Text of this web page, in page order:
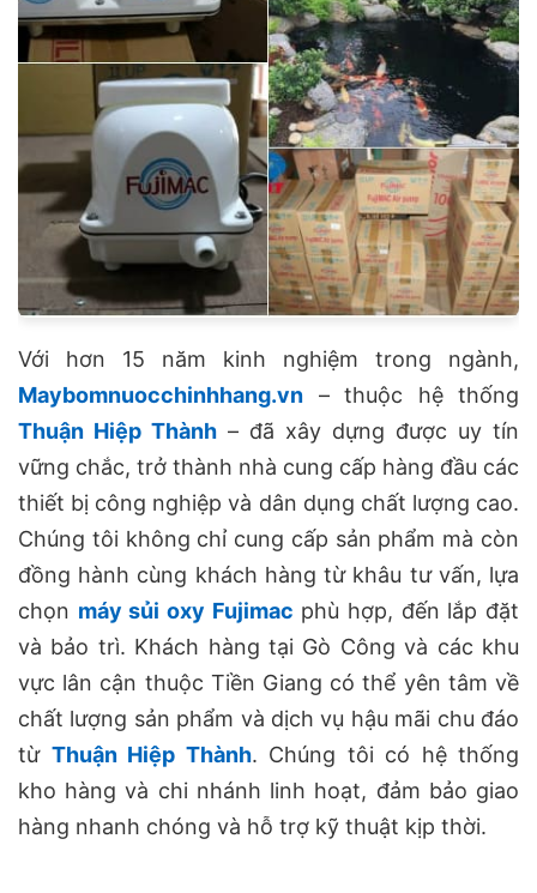
Với hơn 15 năm kinh nghiệm trong ngành,
Maybomnuocchinhhang.vn – thuộc hệ thống
Thuận Hiệp Thành – đã xây dựng được uy tín
vững chắc, trở thành nhà cung cấp hàng đầu các
thiết bị công nghiệp và dân dụng chất lượng cao.
Chúng tôi không chỉ cung cấp sản phẩm mà còn
đồng hành cùng khách hàng từ khâu tư vấn, lựa
chọn máy sủi oxy Fujimac phù hợp, đến lắp đặt
và bảo trì. Khách hàng tại Gò Công và các khu
vực lân cận thuộc Tiền Giang có thể yên tâm về
chất lượng sản phẩm và dịch vụ hậu mãi chu đáo
từ Thuận Hiệp Thành. Chúng tôi có hệ thống
kho hàng và chi nhánh linh hoạt, đảm bảo giao
hàng nhanh chóng và hỗ trợ kỹ thuật kịp thời.